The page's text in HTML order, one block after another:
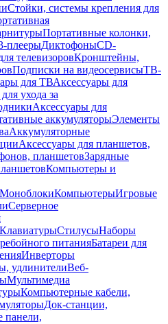
Стойки, системы крепления для
Портативные колонки,
плеерыДиктофоныCD-
телевизоровКронштейны,
Подписки на видеосервисыТВ-
для ТВАксессуары для
ухода за
Аксессуары для
аккумуляторыЭлементы
Аккумуляторные
Аксессуары для планшетов,
планшетовЗарядные
Компьютеры и
МоноблокиКомпьютерыИгровые
Серверное
КлавиатурыСтилусыНаборы
питанияБатареи для
Инверторы
удлинителиВеб-
Мультимедиа
Компьютерные кабели,
Док-станции,
панели,